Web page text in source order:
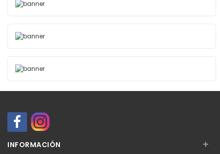
INFORMACIÓN +